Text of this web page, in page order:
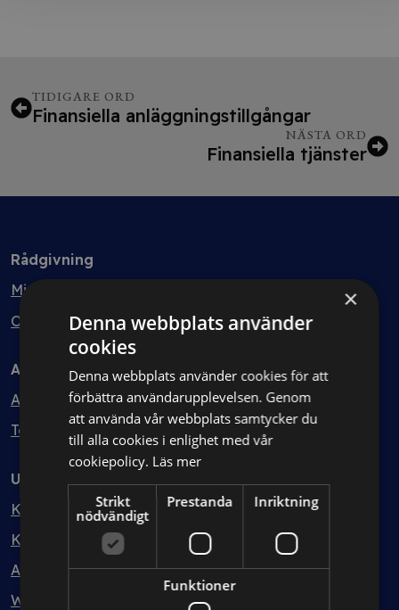
TIDIGARE ORD
Finansiella anläggningstillgångar
NÄSTA ORD
Finansiella tjänster
Rådgivning
Min bolagsjurist
Ombud
Avtal
Avtalshantering
Testa kostnadsfritt
Utbildning
Kurser
Kurspaket
Abonnemang
Webbinarium
×
Denna webbplats använder
cookies
Denna webbplats använder cookies för att
förbättra användarupplevelsen. Genom
att använda vår webbplats samtycker du
till alla cookies i enlighet med vår
cookiepolicy. Läs mer
Strikt
nödvändigt
Prestanda Inriktning
Funktioner